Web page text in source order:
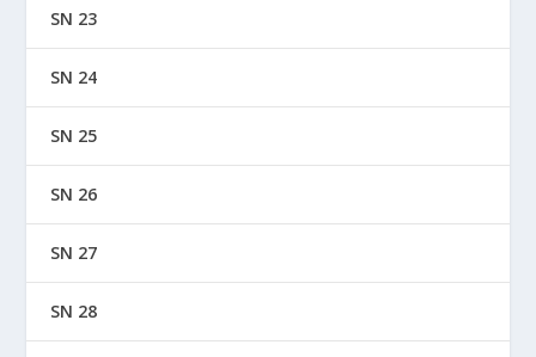
SN 23
SN 24
SN 25
SN 26
SN 27
SN 28